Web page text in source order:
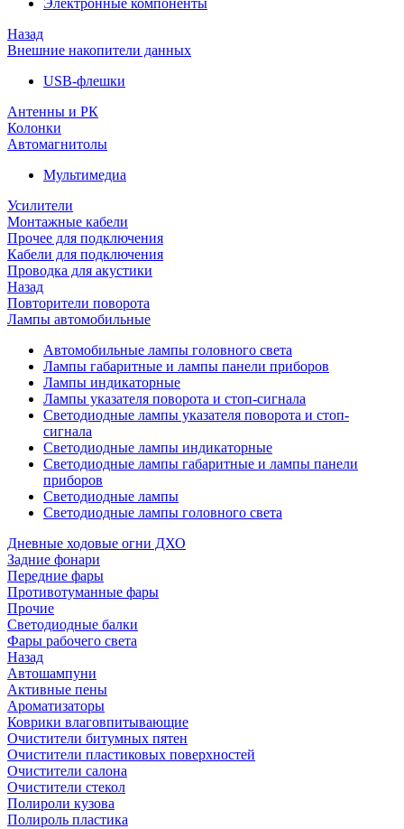
Электронные компоненты
Назад
Внешние накопители данных
USB-флешки
Антенны и РК
Колонки
Автомагнитолы
Мультимедиа
Усилители
Монтажные кабели
Прочее для подключения
Кабели для подключения
Проводка для акустики
Назад
Повторители поворота
Лампы автомобильные
Автомобильные лампы головного света
Лампы габаритные и лампы панели приборов
Лампы индикаторные
Лампы указателя поворота и стоп-сигнала
Светодиодные лампы указателя поворота и стоп-
сигнала
Светодиодные лампы индикаторные
Светодиодные лампы габаритные и лампы панели
приборов
Светодиодные лампы
Светодиодные лампы головного света
Дневные ходовые огни ДХО
Задние фонари
Передние фары
Противотуманные фары
Прочие
Светодиодные балки
Фары рабочего света
Назад
Автошампуни
Активные пены
Ароматизаторы
Коврики влаговпитывающие
Очистители битумных пятен
Очистители пластиковых поверхностей
Очистители салона
Очистители стекол
Полироли кузова
Полироль пластика